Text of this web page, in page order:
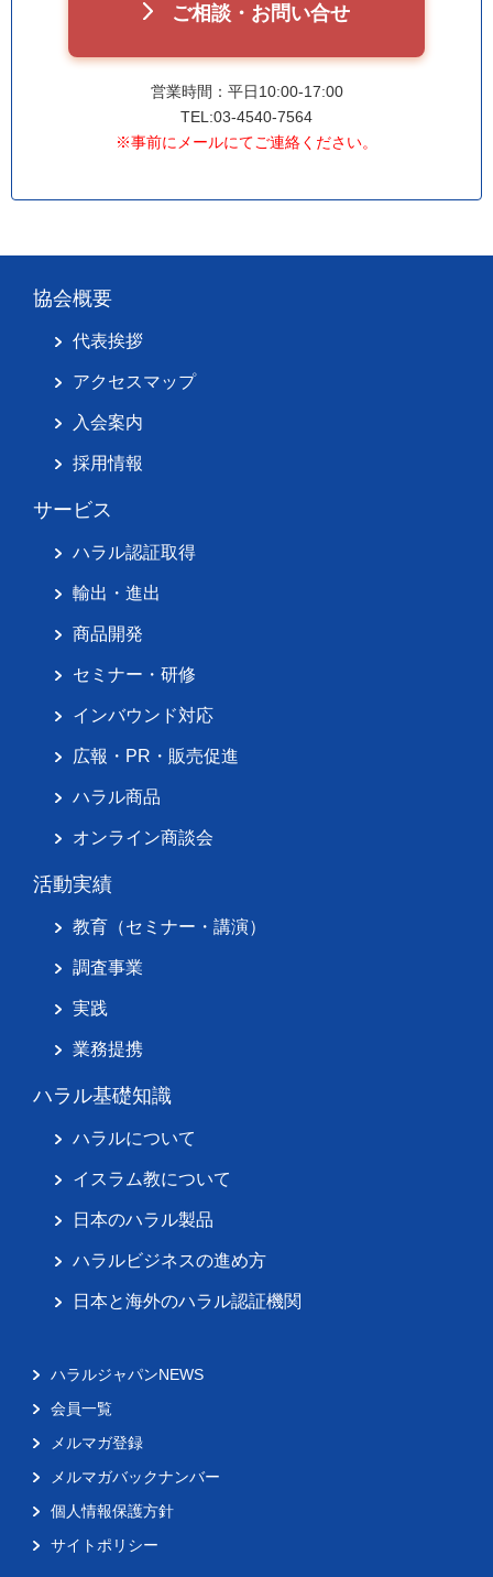
ご相談・お問い合せ
営業時間：平日10:00-17:00
TEL:03-4540-7564
※事前にメールにてご連絡ください。
協会概要
代表挨拶
アクセスマップ
入会案内
採用情報
サービス
ハラル認証取得
輸出・進出
商品開発
セミナー・研修
インバウンド対応
広報・PR・販売促進
ハラル商品
オンライン商談会
活動実績
教育（セミナー・講演）
調査事業
実践
業務提携
ハラル基礎知識
ハラルについて
イスラム教について
日本のハラル製品
ハラルビジネスの進め方
日本と海外のハラル認証機関
ハラルジャパンNEWS
会員一覧
メルマガ登録
メルマガバックナンバー
個人情報保護方針
サイトポリシー